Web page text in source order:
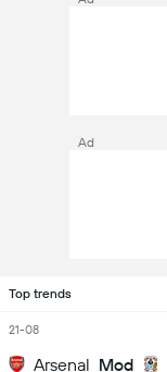
Ad
Top trends
21-08
Arsenal Mod